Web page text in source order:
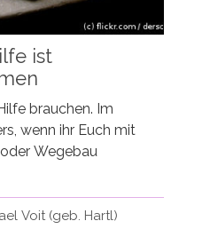
ist
brauchen. Im
wenn ihr Euch mit
Wegebau
Voit (geb. Hartl)